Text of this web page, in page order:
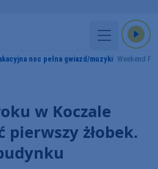
noc pełna gwiazd/muzyki Weekend FM
w Koczale
pierwszy żłobek.